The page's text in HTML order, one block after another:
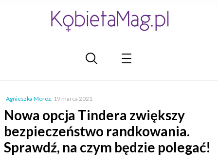
Agnieszka Moroz, 19 marca 2021
Nowa opcja Tindera zwiększy
bezpieczeństwo randkowania.
Sprawdź, na czym będzie polegać!